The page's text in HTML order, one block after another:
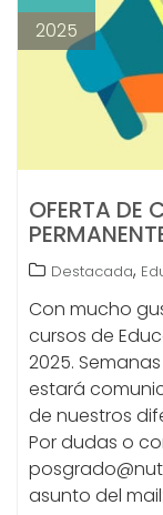
2025
OFERTA DE
Destacada,
Con mucho
cursos de
2025.
estará
de nuestros
Por dudas o
asunto del mail: